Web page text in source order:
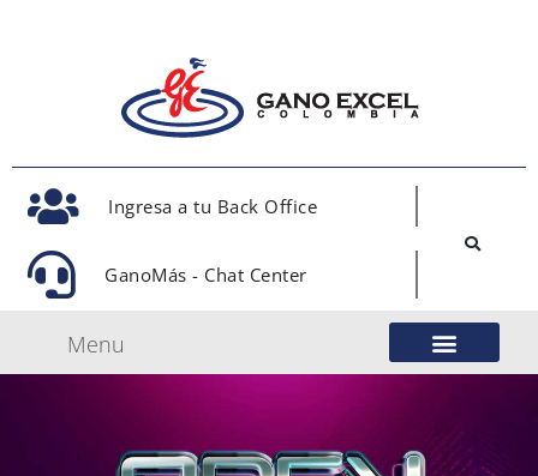
Ingresa a tu Back Office
GanoMás - Chat Center
Menu